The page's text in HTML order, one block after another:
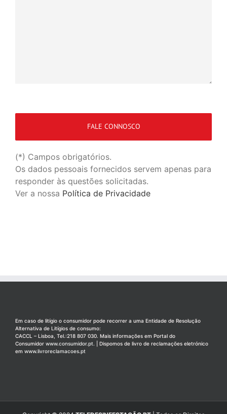
(*) Campos obrigatórios.
Os dados pessoais fornecidos servem apenas para
responder às questões solicitadas.
Ver a nossa Política de Privacidade
Em caso de litígio o consumidor pode recorrer a uma Entidade de Resolução
Alternativa de Litígios de consumo:
CACCL – Lisboa, Tel.:218 807 030. Mais informações em Portal do
Consumidor www.consumidor.pt. | Dispomos de livro de reclamações eletrónico
em www.livroreclamacoes.pt